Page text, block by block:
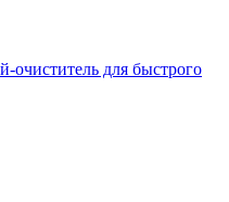
очиститель для быстрого